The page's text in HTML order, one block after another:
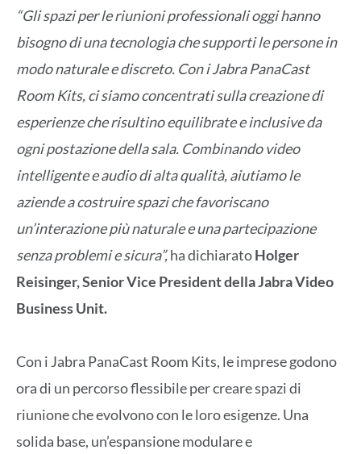
“Gli spazi per le riunioni professionali oggi hanno
bisogno di una tecnologia che supporti le persone in
modo naturale e discreto. Con i Jabra PanaCast
Room Kits, ci siamo concentrati sulla creazione di
esperienze che risultino equilibrate e inclusive da
ogni postazione della sala. Combinando video
intelligente e audio di alta qualità, aiutiamo le
aziende a costruire spazi che favoriscano
un’interazione più naturale e una partecipazione
senza problemi e sicura”,ha dichiaratoHolger
Reisinger, Senior Vice President della Jabra Video
Business Unit.
Con i Jabra PanaCast Room Kits, le imprese godono
ora di un percorso flessibile per creare spazi di
riunione che evolvono con le loro esigenze. Una
solida base, un’espansione modulare e